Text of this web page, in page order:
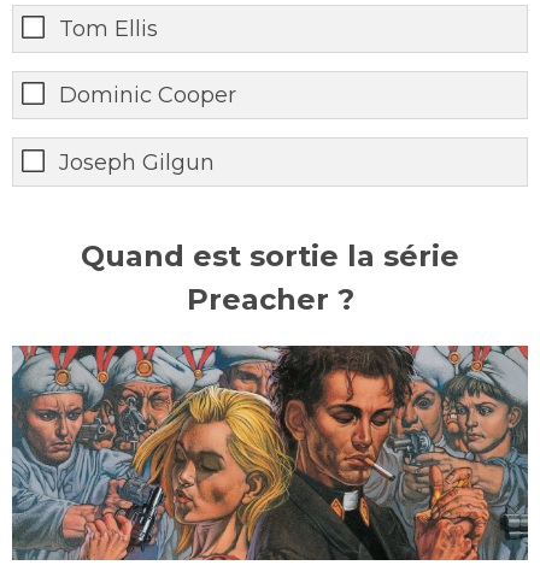
Tom Ellis
Dominic Cooper
Joseph Gilgun
Quand est sortie la série
Preacher ?